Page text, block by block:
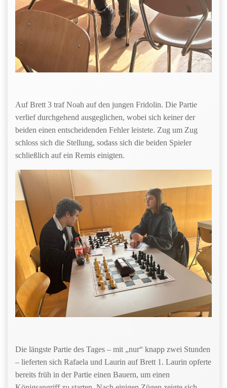
Auf Brett 3 traf Noah auf den jungen Fridolin. Die Partie
verlief durchgehend ausgeglichen, wobei sich keiner der
beiden einen entscheidenden Fehler leistete. Zug um Zug
schloss sich die Stellung, sodass sich die beiden Spieler
schließlich auf ein Remis einigten.
Die längste Partie des Tages – mit „nur“ knapp zwei Stunden
– lieferten sich Rafaela und Laurin auf Brett 1. Laurin opferte
bereits früh in der Partie einen Bauern, um einen